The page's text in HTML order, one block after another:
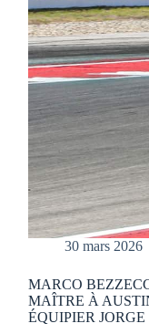
À
30 mars 2026
MARCO
MAÎTRE À
ÉQUIPIER